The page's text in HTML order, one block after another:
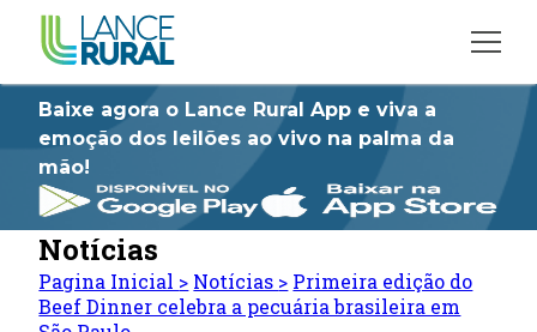
Baixe agora o Lance Rural App e viva a
emoção dos leilões ao vivo na palma da
mão!
Notícias
Pagina Inicial > Notícias > Primeira edição do
Beef Dinner celebra a pecuária brasileira em